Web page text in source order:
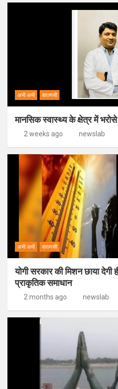
अभी अभी वाराणसी
मानसिक स्वास्थ्य के क्षेत्र में भरोसे
2 weeks ago newslab
अभी अभी वाराणसी
योगी सरकार की मिशन छाया देगी
प्राकृतिक समाधान
2 months ago newslab